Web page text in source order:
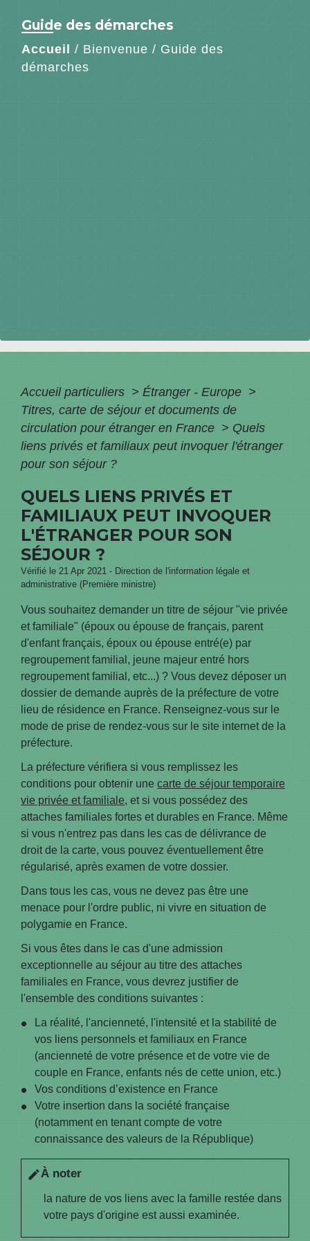
Guide des démarches
Accueil / Bienvenue / Guide des
démarches
Accueil particuliers > Étranger - Europe >
Titres, carte de séjour et documents de
circulation pour étranger en France > Quels
liens privés et familiaux peut invoquer l'étranger
pour son séjour ?
QUELS LIENS PRIVÉS ET
FAMILIAUX PEUT INVOQUER
L'ÉTRANGER POUR SON
SÉJOUR ?
Vérifié le 21 Apr 2021 - Direction de l'information légale et
administrative (Première ministre)
Vous souhaitez demander un titre de séjour "vie privée
et familiale" (époux ou épouse de français, parent
d'enfant français, époux ou épouse entré(e) par
regroupement familial, jeune majeur entré hors
regroupement familial, etc...) ? Vous devez déposer un
dossier de demande auprès de la préfecture de votre
lieu de résidence en France. Renseignez-vous sur le
mode de prise de rendez-vous sur le site internet de la
préfecture.
La préfecture vérifiera si vous remplissez les
conditions pour obtenir une carte de séjour temporaire
vie privée et familiale, et si vous possédez des
attaches familiales fortes et durables en France. Même
si vous n'entrez pas dans les cas de délivrance de
droit de la carte, vous pouvez éventuellement être
régularisé, après examen de votre dossier.
Dans tous les cas, vous ne devez pas être une
menace pour l'ordre public, ni vivre en situation de
polygamie en France.
Si vous êtes dans le cas d'une admission
exceptionnelle au séjour au titre des attaches
familiales en France, vous devrez justifier de
l'ensemble des conditions suivantes :
La réalité, l'ancienneté, l'intensité et la stabilité de
vos liens personnels et familiaux en France
(ancienneté de votre présence et de votre vie de
couple en France, enfants nés de cette union, etc.)
Vos conditions d’existence en France
Votre insertion dans la société française
(notamment en tenant compte de votre
connaissance des valeurs de la République)
editÀ noter
la nature de vos liens avec la famille restée dans
votre pays d'origine est aussi examinée.